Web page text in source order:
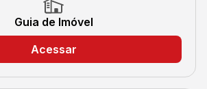
Guia de Imóvel
Acessar